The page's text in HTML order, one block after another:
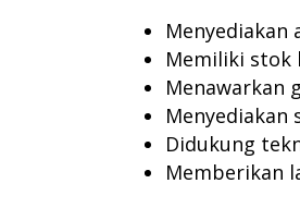
Memiliki stok
Menawarkan
Menyediakan
Didukung
Memberikan